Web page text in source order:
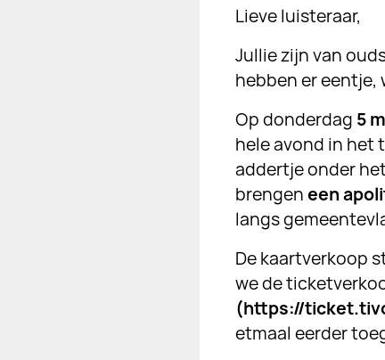
Lieve luisteraar,
Jullie zijn van
hebben er eentje,
Op donderdag 5
hele avond in het
addertje onder
brengeneen
langs
De kaartverkoop
we de
(https://
etmaal eerder